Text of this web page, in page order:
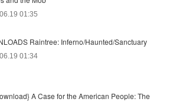
01:35
Raintree: Inferno/Haunted/Sanctuary
01:34
A Case for the American People: The